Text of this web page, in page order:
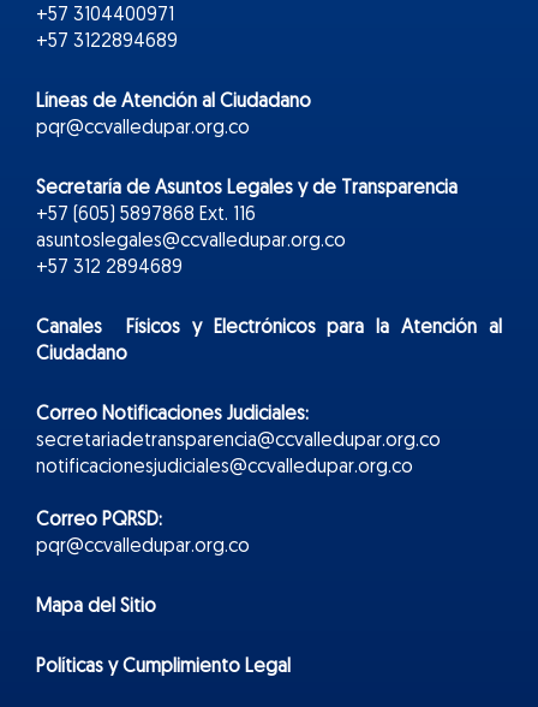
+57 3104400971
+57 3122894689
Líneas de Atención al Ciudadano
pqr@ccvalledupar.org.co
Secretaría de Asuntos Legales y de Transparencia
+57 (605) 5897868 Ext. 116
asuntoslegales@ccvalledupar.org.co
+57 312 2894689
Canales Físicos yElectrónicospara la Atención al
Ciudadano
Correo Notificaciones Judiciales:
secretariadetransparencia@ccvalledupar.org.co
notificacionesjudiciales@ccvalledupar.org.co
Correo PQRSD:
pqr@ccvalledupar.org.co
Mapa del Sitio
Políticas y Cumplimiento Legal